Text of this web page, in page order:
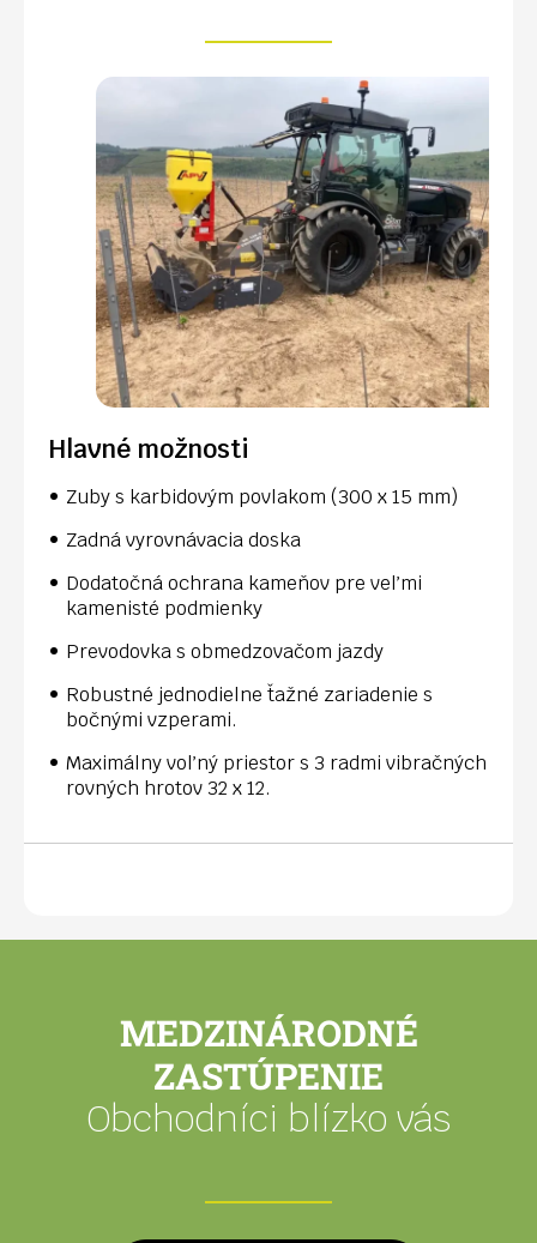
Hlavné možnosti
Zuby s karbidovým povlakom (300 x 15 mm)
Zadná vyrovnávacia doska
Dodatočná ochrana kameňov pre veľmi
kamenisté podmienky
Prevodovka s obmedzovačom jazdy
Robustné jednodielne ťažné zariadenie s
bočnými vzperami.
Maximálny voľný priestor s 3 radmi vibračných
rovných hrotov 32 x 12.
MEDZINÁRODNÉ
ZASTÚPENIE
Obchodníci blízko vás